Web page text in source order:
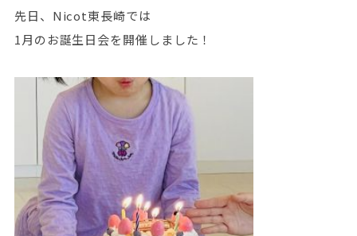
先日、Nicot東長崎では
1月のお誕生日会を開催しました！